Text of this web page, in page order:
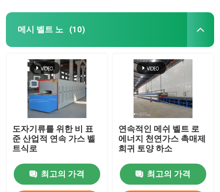
메시 벨트 노 (10)
도자기류를 위한 비 표
준 산업적 연속 가스 벨
트식로
최고의 가격
연속적인 메쉬 벨트 로
에너지 천연가스 촉매제
희귀 토양 하소
최고의 가격